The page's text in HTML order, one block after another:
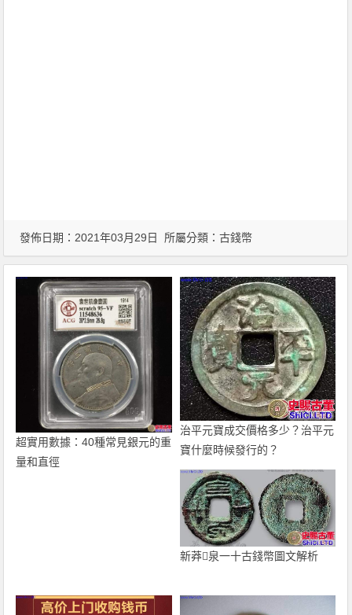
發佈日期：2021年03月29日 所屬分類：古錢幣
超實用數據：40種常見銀元的重
量和直徑
治平元寶成交價格多少？治平元
寶什麼時候發行的？
新莽泉一十古錢幣圖文解析